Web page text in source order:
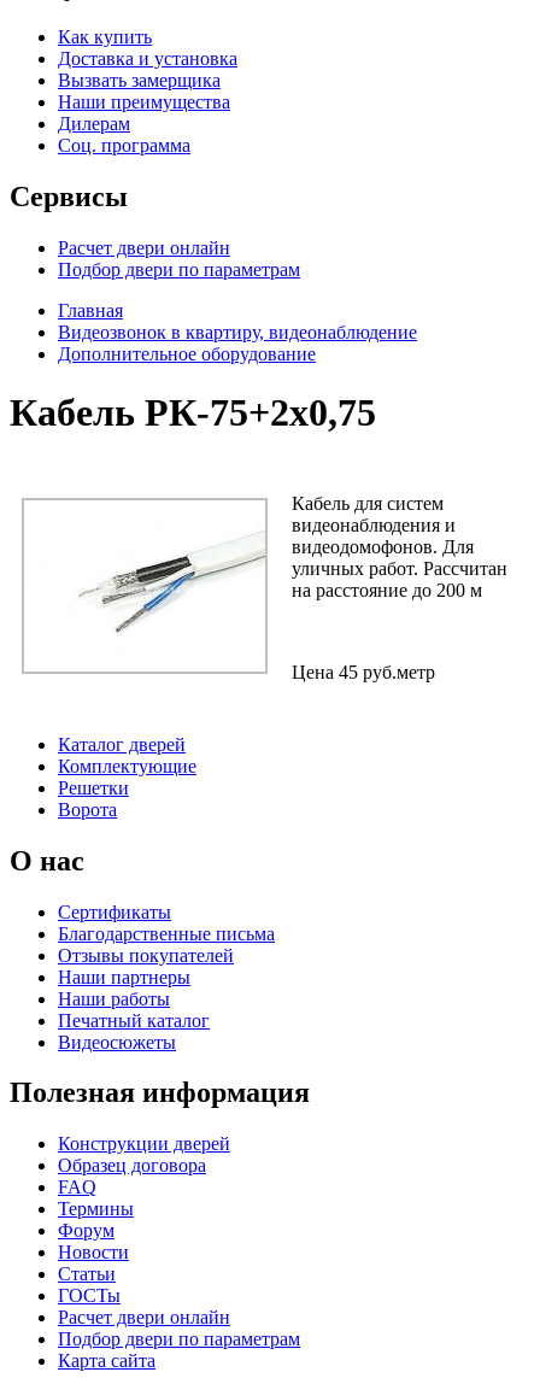
Как купить
Доставка и установка
Вызвать замерщика
Наши преимущества
Дилерам
Соц. программа
Сервисы
Расчет двери онлайн
Подбор двери по параметрам
Главная
Видеозвонок в квартиру, видеонаблюдение
Дополнительное оборудование
Кабель РК-75+2х0,75
Кабель для систем
видеонаблюдения и
видеодомофонов. Для
уличных работ. Рассчитан
на расстояние до 200 м
Цена 45 руб.метр
Каталог дверей
Комплектующие
Решетки
Ворота
О нас
Сертификаты
Благодарственные письма
Отзывы покупателей
Наши партнеры
Наши работы
Печатный каталог
Видеосюжеты
Полезная информация
Конструкции дверей
Образец договора
FAQ
Термины
Форум
Новости
Статьи
ГОСТы
Расчет двери онлайн
Подбор двери по параметрам
Карта сайта